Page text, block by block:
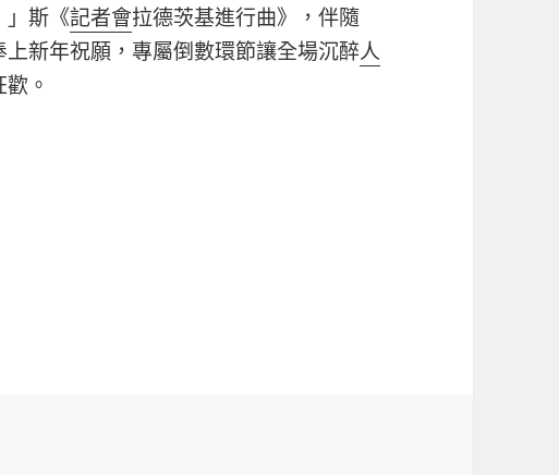
」斯《記者會拉德茨基進行曲》，伴隨
上新年祝願，專屬倒數環節讓全場沉醉人
。